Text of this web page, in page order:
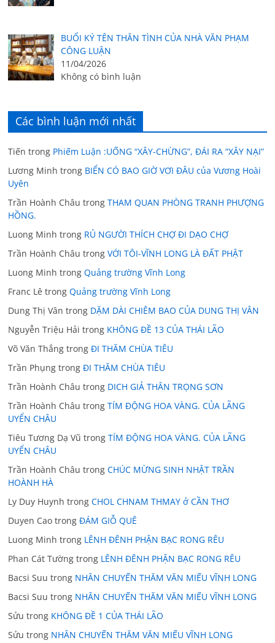
BUỔI KÝ TÊN THÂN TÌNH CỦA NHÀ VĂN PHẠM
CÔNG LUẬN
11/04/2026
Không có bình luận
Các bình luận mới nhất
Tiến trong Phiếm Luận :UỐNG “XÂY-CHỪNG”, ĐÁI RA “XÂY NẠI”
Lương Minh trong BIỂN CÓ BAO GIỜ VƠI ĐÂU của Vương Hoài
Uyên
Trần Hoành Châu trongTHAM QUAN PHÒNG TRANH PHƯỢNG
HỒNG.
Luong Minh trong RỦ NGƯỜI THÍCH CHỢ ĐI DẠO CHỢ
Trần Hoành Châu trongVỚI TÔI-VĨNH LONG LÀ ĐẤT PHẬT
Luong Minh trongQuảng trường Vĩnh Long
Franc Lê trongQuảng trường Vĩnh Long
Dung Thị Vân trong DẶM DÀI CHIÊM BAO CỦA DUNG THỊ VÂN
Nguyễn Triệu Hải trong KHÔNG ĐỀ 13 CỦA THÁI LÃO
Võ Văn Thắng trongĐI THĂM CHÙA TIÊU
Trần Phụng trongĐI THĂM CHÙA TIÊU
Trần Hoành Châu trong DICH GIẢ THÂN TRỌNG SƠN
Trần Hoành Châu trongTÍM ĐỘNG HOA VÀNG. CỦA LÃNG
UYỂN CHÂU
Tiêu Tương Dạ Vũ trongTÍM ĐỘNG HOA VÀNG. CỦA LÃNG
UYỂN CHÂU
Trần Hoành Châu trongCHÚC MỪNG SINH NHẬT TRẦN
HOÀNH HÀ
Ly Duy Huynh trongCHOL CHNAM THMAY ở CẦN THƠ
Duyen Cao trongĐÁM GIỖ QUÊ
Luong Minh trong LÊNH ĐÊNH PHẬN BẠC RONG RÊU
Phan Cát Tường trong LÊNH ĐÊNH PHẬN BẠC RONG RÊU
Bacsi Suu trong NHÂN CHUYẾN THĂM VĂN MIẾU VĨNH LONG
Bacsi Suu trong NHÂN CHUYẾN THĂM VĂN MIẾU VĨNH LONG
Sửu trong KHÔNG ĐỀ 1 CỦA THÁI LÃO
Sửu trong NHÂN CHUYẾN THĂM VĂN MIẾU VĨNH LONG